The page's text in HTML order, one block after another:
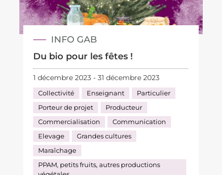
INFO GAB
Du bio pour les fêtes !
1 décembre 2023 - 31 décembre 2023
Collectivité Enseignant
Particulier
Porteur de projet
Producteur
Commercialisation
Communication
Elevage
Grandes cultures
Maraîchage
PPAM, petits fruits, autres productions